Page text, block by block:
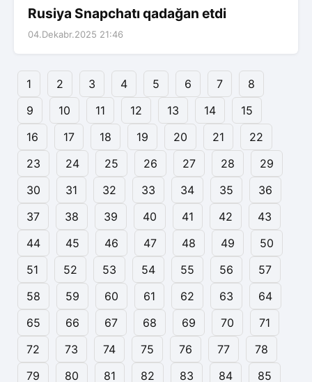
Rusiya Snapchatı qadağan etdi
04.Dekabr.2025 21:46
1 2 3 4 5 6 7
8
9
10 11 12 13 14
15
16
17 18 19 20 21
22
23
24 25 26 27 28
29
30
31 32 33 34 35
36
37
38 39 40 41 42
43
44
45 46 47 48 49
50
51
52 53 54 55 56
57
58
59 60 61 62 63
64
65
66 67 68 69 70
71
72
73 74 75 76 77
78
79
80 81 82 83 84
85